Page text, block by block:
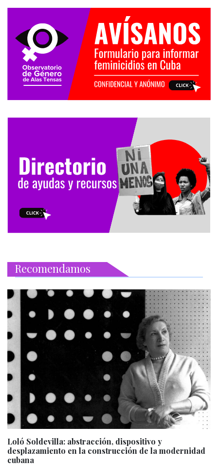
Recomendamos
Loló Soldevilla: abstracción, dispositivo y
desplazamiento en la construcción de la modernidad
cubana